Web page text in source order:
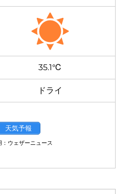
35.1℃
ドライ
天気予報
：ウェザーニュース